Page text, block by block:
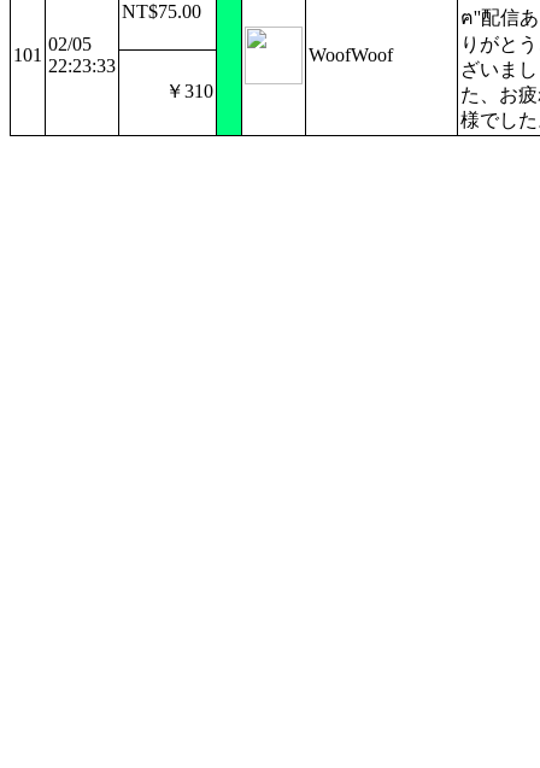
101
02/05
22:23:33
NT$75.00
WoofWoof
ฅ''配信あ
りがと
ざいまし
た、お
様でし
￥310